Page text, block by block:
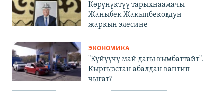
Көрүнүктүү тарыхнаамачы
Жаныбек Жакыпбековдун
жаркын элесине
ЭКОНОМИКА
"Күйүүчү май дагы кымбаттайт".
Кыргызстан абалдан кантип
чыгат?